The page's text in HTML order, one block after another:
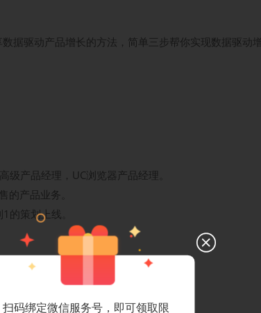
据驱动产品增长的方法，简单三步帮你实现数据驱动
产品经理，UC浏览器产品经理。
产品业务。
的策划上线。
扫码绑定微信服务号，即可领取限